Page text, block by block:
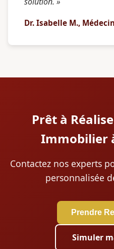
Dr. Isabelle M., Médecin
Prêt à
Immobilier
Contactez nos experts
personnalisée
Prendre
Simuler